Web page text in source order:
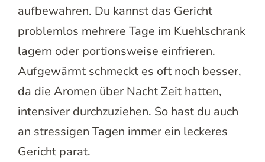
aufbewahren. Du kannst das Gericht
problemlos mehrere Tage im Kuehlschrank
lagern oder portionsweise einfrieren.
Aufgewärmt schmeckt es oft noch besser,
da die Aromen über Nacht Zeit hatten,
intensiver durchzuziehen. So hast du auch
an stressigen Tagen immer ein leckeres
Gericht parat.